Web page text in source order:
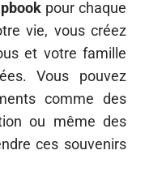
pour chaque
vie, vous créez
et votre famille
Vous pouvez
comme des
ou même des
ces souvenirs